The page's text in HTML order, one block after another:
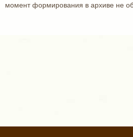
момент формирования в архиве не